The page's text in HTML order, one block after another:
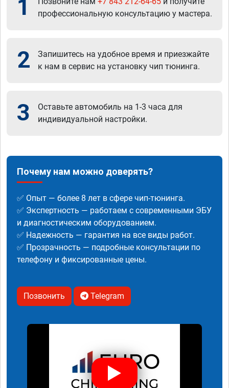
1
профессиональную консультацию у мастера.
2
Запишитесь на удобное время и приезжайте
к нам в сервис на установку чип тюнинга.
3
Оставьте автомобиль на 1-3 часа для
индивидуальной настройки.
Почему нам можно доверять?
✅ Опыт — более 8 лет в сфере чип-тюнинга.
✅ Экспертность — работаем с современными ЭБУ
и диагностическим оборудованием.
✅ Надежность — гарантия на все виды работ.
✅ Прозрачность — подробные консультации по
телефону и фиксированные цены.
Позвонить Telegram